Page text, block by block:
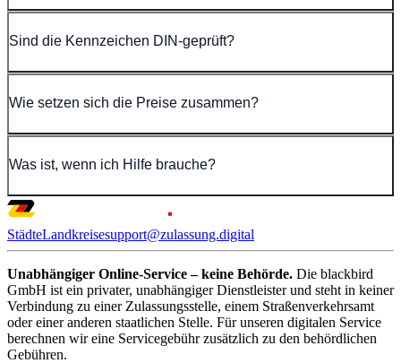
Sind die Kennzeichen DIN-geprüft?
Wie setzen sich die Preise zusammen?
Was ist, wenn ich Hilfe brauche?
StädteLandkreisesupport@zulassung.digital
Unabhängiger Online-Service – keine Behörde. Die blackbird
GmbH ist ein privater, unabhängiger Dienstleister und steht in keiner
Verbindung zu einer Zulassungsstelle, einem Straßenverkehrsamt
oder einer anderen staatlichen Stelle. Für unseren digitalen Service
berechnen wir eine Servicegebühr zusätzlich zu den behördlichen
Gebühren.